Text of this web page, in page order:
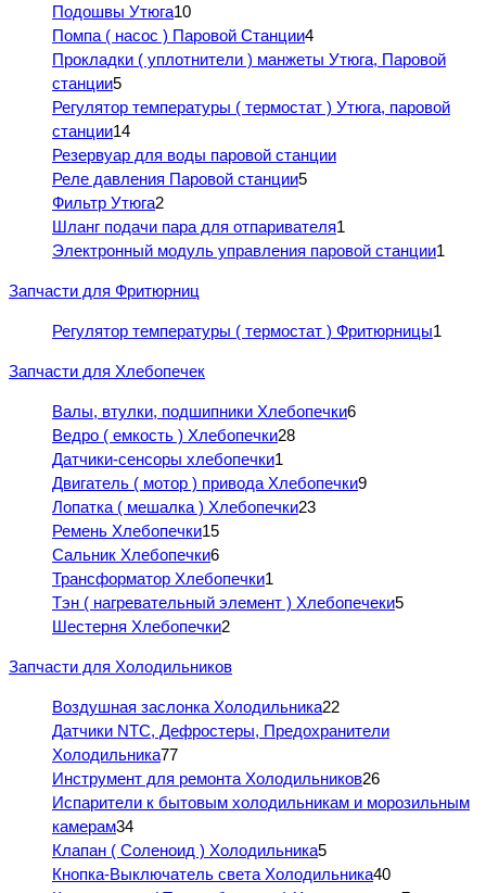
Подошвы Утюга10
Помпа ( насос ) Паровой Станции4
Прокладки ( уплотнители ) манжеты Утюга, Паровой
станции5
Регулятор температуры ( термостат ) Утюга, паровой
станции14
Резервуар для воды паровой станции
Реле давления Паровой станции5
Фильтр Утюга2
Шланг подачи пара для отпаривателя1
Электронный модуль управления паровой станции1
Запчасти для Фритюрниц
Регулятор температуры ( термостат ) Фритюрницы1
Запчасти для Хлебопечек
Валы, втулки, подшипники Хлебопечки6
Ведро ( емкость ) Хлебопечки28
Датчики-сенсоры хлебопечки1
Двигатель ( мотор ) привода Хлебопечки9
Лопатка ( мешалка ) Хлебопечки23
Ремень Хлебопечки15
Сальник Хлебопечки6
Трансформатор Хлебопечки1
Тэн ( нагревательный элемент ) Хлебопечеки5
Шестерня Хлебопечки2
Запчасти для Холодильников
Воздушная заслонка Холодильника22
Датчики NTC, Дефростеры, Предохранители
Холодильника77
Инструмент для ремонта Холодильников26
Испарители к бытовым холодильникам и морозильным
камерам34
Клапан ( Соленоид ) Холодильника5
Кнопка-Выключатель света Холодильника40